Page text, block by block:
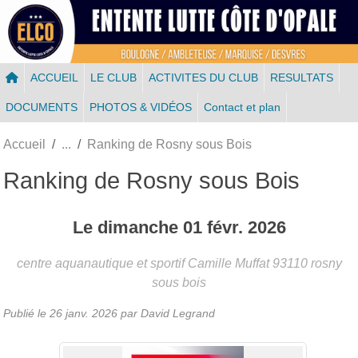
ACCUEIL LE CLUB ACTIVITES DU CLUB RESULTATS
DOCUMENTS PHOTOS & VIDÉOS Contact et plan
Accueil Ranking de Rosny sous Bois
Ranking de Rosny sous Bois
Le dimanche 01 févr. 2026
centre aquanautique et sportif Camille Muffat 93110 rosny
sous bois
Publié le 26 janv. 2026 par David Legrand
Panneau de gestion des cookies